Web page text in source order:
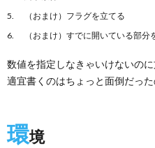
（おまけ）フラグを立てる
（おまけ）すでに開いている部
数値を指定しなきゃいけないの
適宜書くのはちょっと面倒だっ
環境